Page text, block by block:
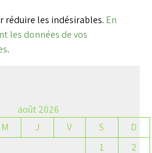
réduire les indésirables. En
les données de vos
.
août 2026
M J V S
D
1
2